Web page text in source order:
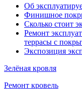
Об
Финишное
Сколько стоит
Ремонт
террасы с
Экспозиция
Зелёная кровля
Ремонт кровель